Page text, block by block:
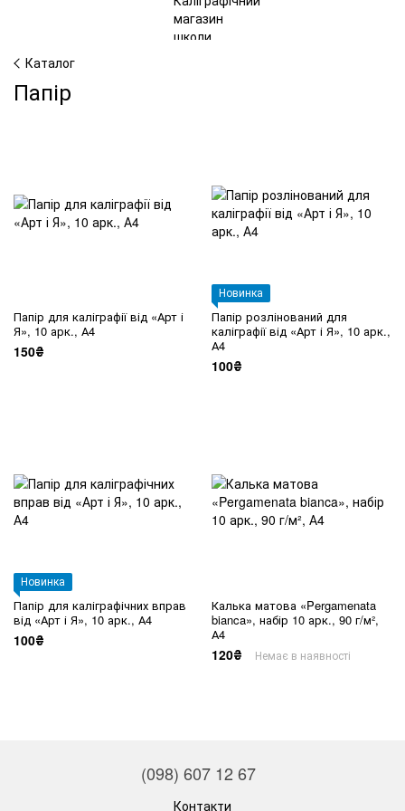
Каталог
Папір
Папір для каліграфії від «Арт і
Я», 10 арк., А4
150₴
Новинка
Папір розлінований для
каліграфії від «Арт і Я», 10 арк.,
А4
100₴
Новинка
Папір для каліграфічних вправ
від «Арт і Я», 10 арк., А4
100₴
Калька матова «Pergamenata
bianca», набір 10 арк., 90 г/м²,
А4
120₴ Немає в наявності
(098) 607 12 67
Контакти